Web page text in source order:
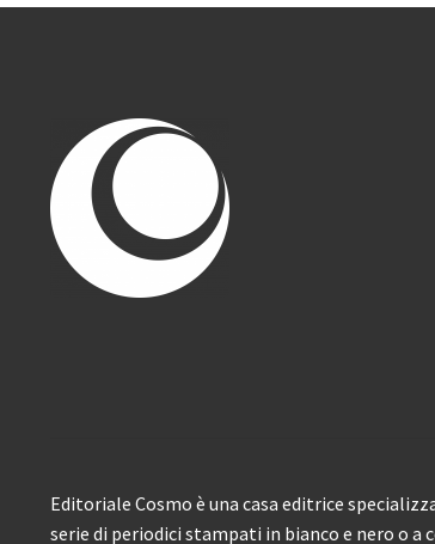
Editoriale Cosmo è una casa editrice
serie di periodici stampati in bianco e nero o